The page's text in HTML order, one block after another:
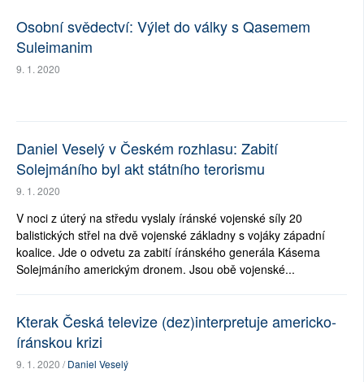
Osobní svědectví: Výlet do války s Qasemem
Suleimanim
9. 1. 2020
Daniel Veselý v Českém rozhlasu: Zabití
Solejmáního byl akt státního terorismu
9. 1. 2020
V noci z úterý na středu vyslaly íránské vojenské síly 20
balistických střel na dvě vojenské základny s vojáky západní
koalice. Jde o odvetu za zabití íránského generála Kásema
Solejmáního americkým dronem. Jsou obě vojenské...
Kterak Česká televize (dez)interpretuje americko-
íránskou krizi
9. 1. 2020 /Daniel Veselý